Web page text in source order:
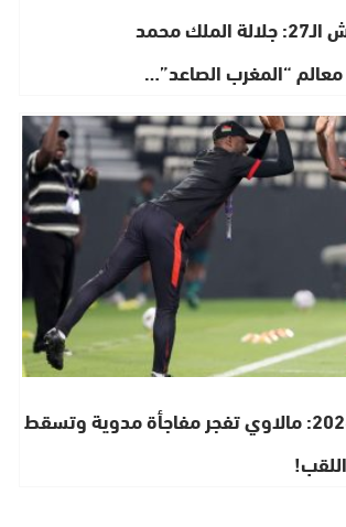
في خطاب العرش الـ27: جلالة الملك محمد
“المغرب الصاعد”…
كان السيدات 2026: مالاوي تفجر مفاجأة مدوية وتسقط